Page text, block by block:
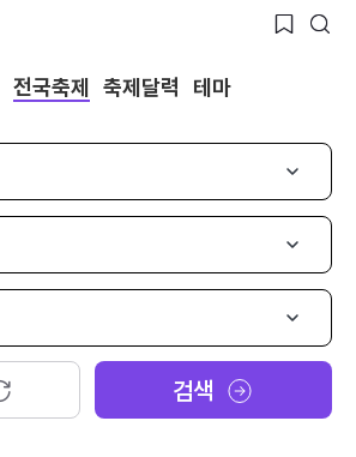
전국축제 축제달력 테마
검색